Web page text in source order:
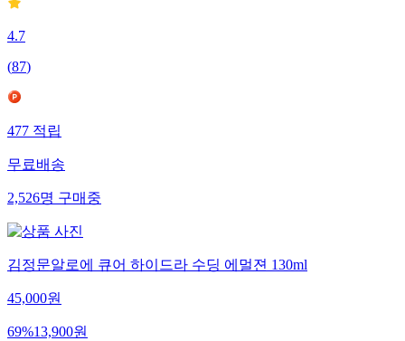
4.7
(87)
477 적립
무료배송
2,526명 구매중
김정문알로에 큐어 하이드라 수딩 에멀젼 130ml
45,000원
69%13,900원